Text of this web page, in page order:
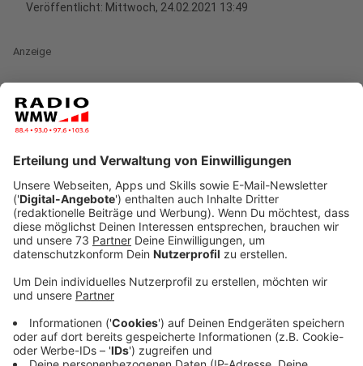
Veröffentlicht: Mittwoch, 24.02.2021 13:49
Anzeige
Für gut 800.000 Schülerinnen und Schüler in NRW hat
die Schule wieder geöffnet. Davon profitieren
einen Abschluss machen. Aber in NRW gibt es
insgesamt 2,5 Millionen Schüler. Was ist also mit dem
Rest? Der guckt in die Röhre. Kein Mensch weiß, wann
wieder alle mehr oder weniger regelmäßig in die Schule
können. Das sorgt inzwischen für große Probleme. Wie
groß diese Probleme sind, zeigt eine Umfrage, die
heute in Düsseldorf vorgestellt wurde.
Anzeige